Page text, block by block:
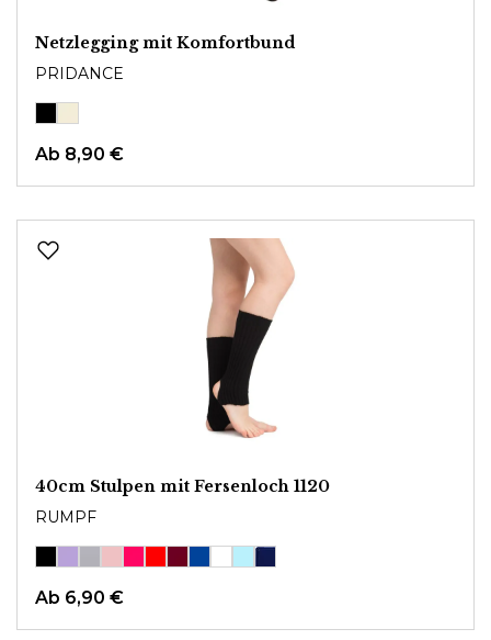
Netzlegging mit Komfortbund
PRIDANCE
Ab 8,90 €
40cm Stulpen mit Fersenloch 1120
RUMPF
Ab 6,90 €